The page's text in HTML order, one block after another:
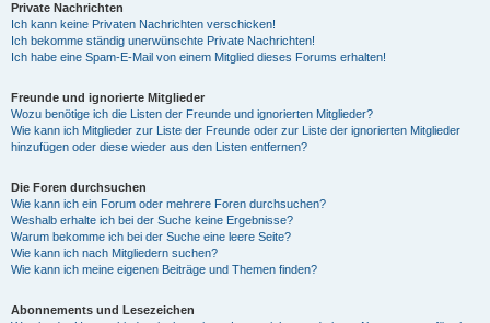
Private Nachrichten
Ich kann keine Privaten Nachrichten verschicken!
Ich bekomme ständig unerwünschte Private Nachrichten!
Ich habe eine Spam-E-Mail von einem Mitglied dieses Forums erhalten!
Freunde und ignorierte Mitglieder
Wozu benötige ich die Listen der Freunde und ignorierten Mitglieder?
Wie kann ich Mitglieder zur Liste der Freunde oder zur Liste der ignorierten Mitglieder
hinzufügen oder diese wieder aus den Listen entfernen?
Die Foren durchsuchen
Wie kann ich ein Forum oder mehrere Foren durchsuchen?
Weshalb erhalte ich bei der Suche keine Ergebnisse?
Warum bekomme ich bei der Suche eine leere Seite?
Wie kann ich nach Mitgliedern suchen?
Wie kann ich meine eigenen Beiträge und Themen finden?
Abonnements und Lesezeichen